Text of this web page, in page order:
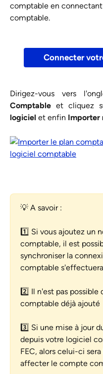
comptable en
comptable.
Connecter
​Dirigez-vous vers
Comptable et cliquez
logiciel et enfin Importer
💡 A savoir :
1️⃣ Si vous ajoutez un
comptable, il est
synchroniser la
comptable
2️⃣ Il n'est pas
comptable déjà ajouté
3️⃣ Si une mise à jour
depuis votre logiciel
FEC, alors celui-ci
affecter le compte